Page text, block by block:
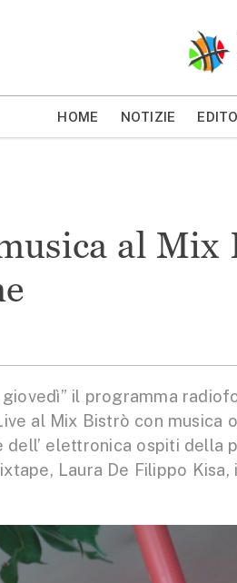
HOME NOTIZIE
al Mix
giovedì” il programma
al Mix Bistrò con musica
dell’ elettronica ospiti della
Laura De Filippo